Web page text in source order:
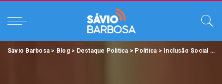
Sávio Barbosa > Blog> Destaque Política > Política > Inclusão Social